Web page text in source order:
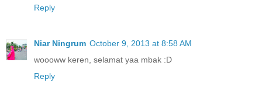
Reply
Niar Ningrum October 9, 2013 at 8:58 AM
woooww keren, selamat yaa mbak :D
Reply